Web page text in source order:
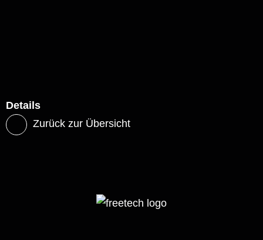
Details
Zurück zur Übersicht